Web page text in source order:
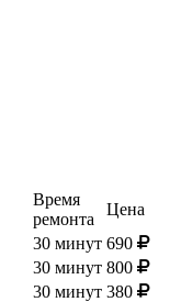
Время
ремонта
Цена
30 минут 690
30 минут 800
30 минут 380